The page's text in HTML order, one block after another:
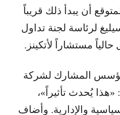
أن يبدأ ذلك قريباً
لرئاسة لجنة تداول
حالياً مستشاراً لأتكينز.
المشارك لشركة
يُحدث تأثيراً»،
والإدارية. وأضاف